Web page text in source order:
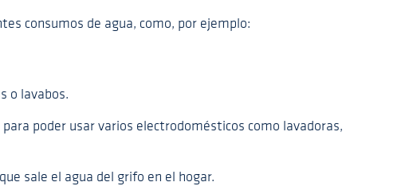
consumos de agua, como, por ejemplo:
o lavabos.
poder usar varios electrodomésticos como lavadoras,
sale el agua del grifo en el hogar.